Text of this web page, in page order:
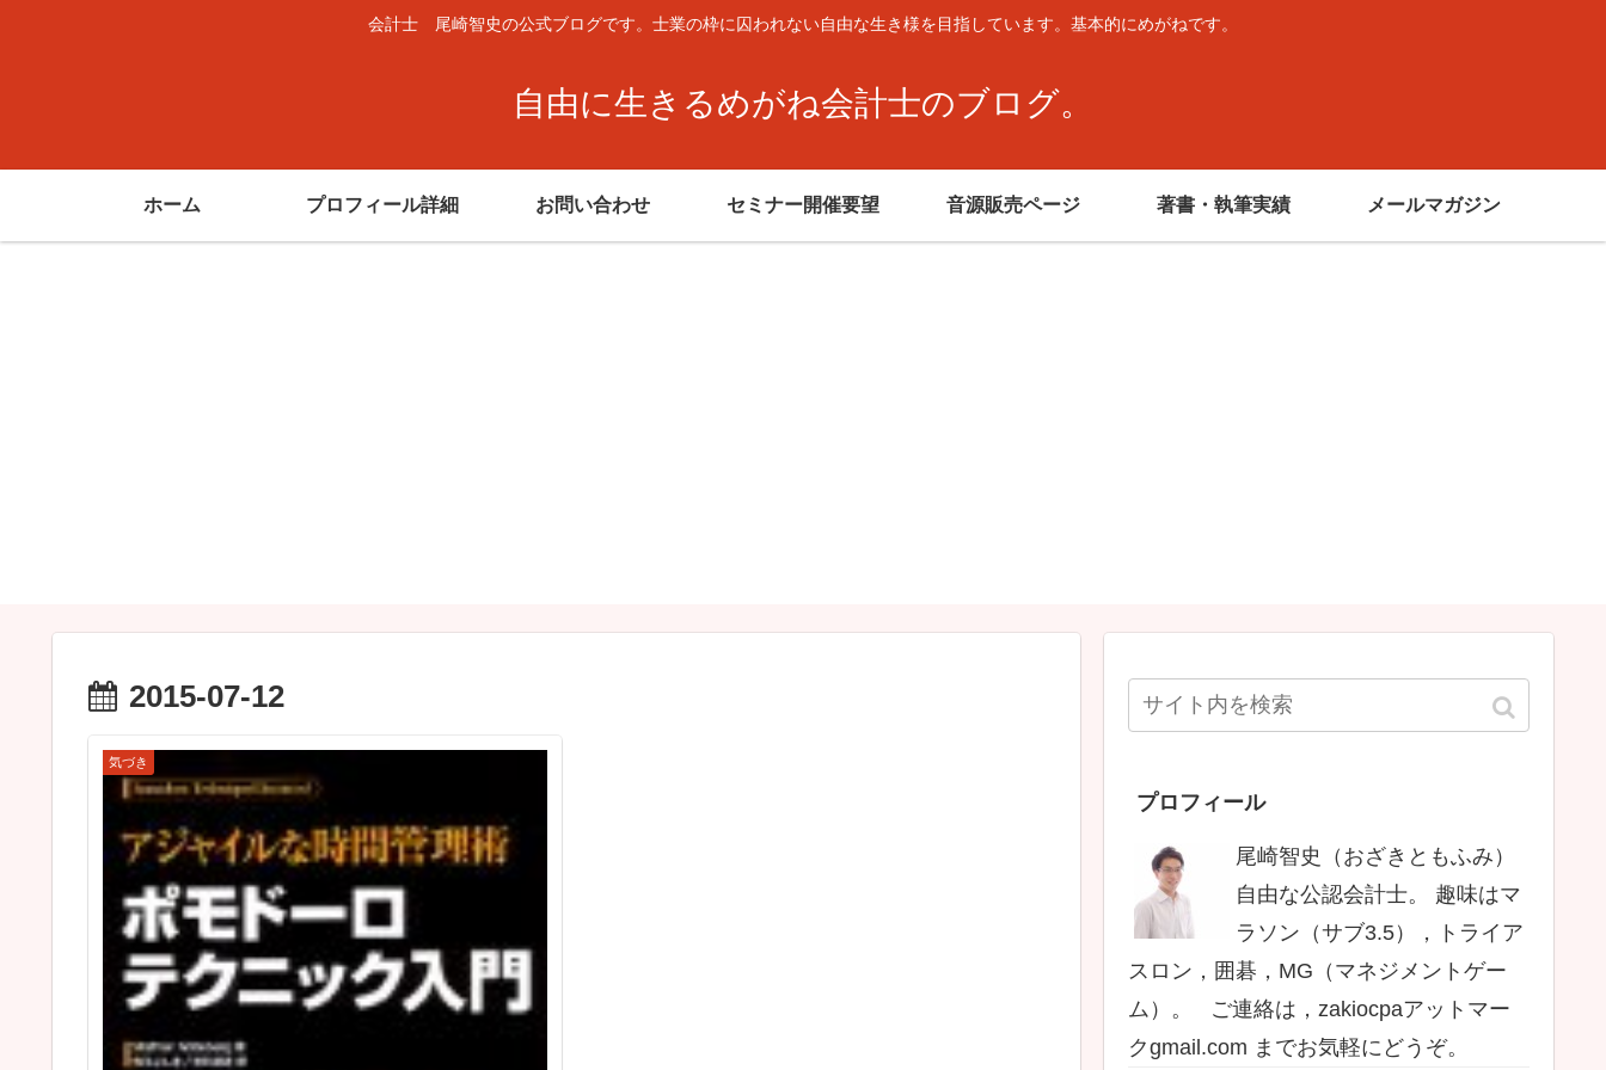
会計士 尾崎智史の公式ブログです。士業の枠に囚われない自由な生き様を目指しています。基本的にめがねです。
自由に生きるめがね会計士のブログ。
ホーム プロフィール詳細 お問い合わせ セミナー開催要望 音源販売ページ 著書・執筆実績 メールマガジン
2015-07-12
気づき
プロフィール
尾崎智史（おざきともふみ）
自由な公認会計士。 趣味はマ
ラソン（サブ3.5），トライア
スロン，囲碁，MG（マネジメントゲー
ム）。 ご連絡は，zakiocpaアットマー
クgmail.com までお気軽にどうぞ。